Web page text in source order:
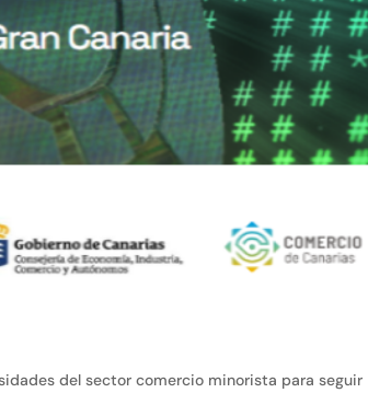
del sector comercio minorista para seguir